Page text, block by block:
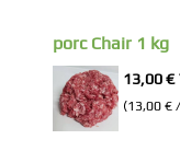
porc Chair 1 kg
13,00 €
(13,00 €